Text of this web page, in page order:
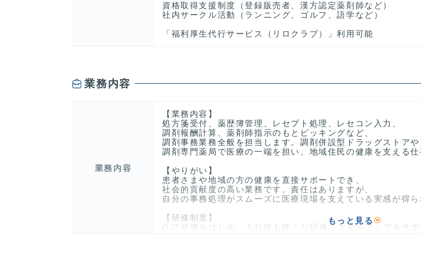
資格取得支援制度（登録販売者、漢方認定薬剤師など）
社内サークル活動（ランニング、ゴルフ、語学など）
「福利厚生代行サービス（リロクラブ）」利用可能
業務内容
業務内容
【業務内容】
処方箋受付、薬歴簿管理、レセプト処理、レセコン入力、
調剤報酬計算、薬剤師指示のもとピッキングなど、
調剤事務業務全般を担当します。調剤併設型ドラッグストアや
調剤専門薬局で医療の一端を担い、地域住民の健康を支える仕
【やりがい】
患者さまや地域の方の健康を直接サポートでき、
社会的貢献度の高い業務です。責任はありますが、
自分の事務処理がスムーズに医療現場を支えている実感が得ら
【研修制度】
OJT研修をはじめ、入社後も様々な研修でスキルアップをサポ
もっと見る